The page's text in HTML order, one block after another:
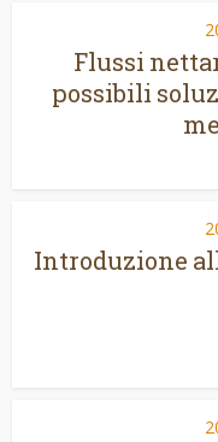
Flussi
possibili
Introduzione